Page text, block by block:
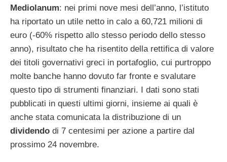
Mediolanum: nei primi nove mesi dell’anno, l’istituto
ha riportato un utile netto in calo a 60,721 milioni di
euro (-60% rispetto allo stesso periodo dello stesso
anno), risultato che ha risentito della rettifica di valore
dei titoli governativi greci in portafoglio, cui purtroppo
molte banche hanno dovuto far fronte e svalutare
questo tipo di strumenti finanziari. I dati sono stati
pubblicati in questi ultimi giorni, insieme ai quali è
anche stata comunicata la distribuzione di un
dividendo di 7 centesimi per azione a partire dal
prossimo 24 novembre.